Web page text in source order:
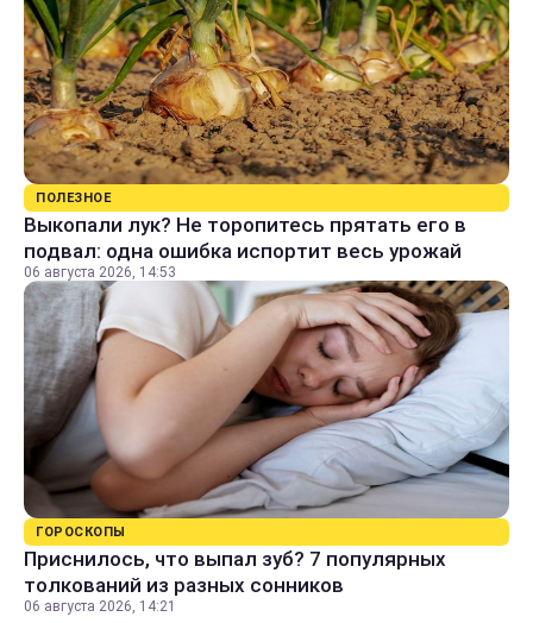
ПОЛЕЗНОЕ
Выкопали лук? Не торопитесь прятать его в
подвал: одна ошибка испортит весь урожай
06 августа 2026, 14:53
ГОРОСКОПЫ
Приснилось, что выпал зуб? 7 популярных
толкований из разных сонников
06 августа 2026, 14:21